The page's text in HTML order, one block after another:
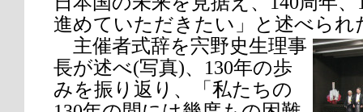
進めていただきたい」と述べられ
主催者式辞を宍野史生理事
長が述べ(写真)、130年の歩
みを振り返り、「私たちの